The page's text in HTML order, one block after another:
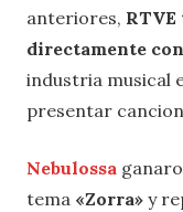
anteriores,
directamente
industria musical
presentar
Nebulossa
tema «Zorra» y